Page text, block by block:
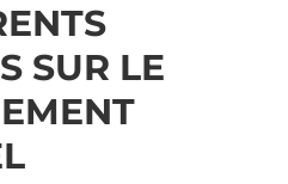
SUR LE